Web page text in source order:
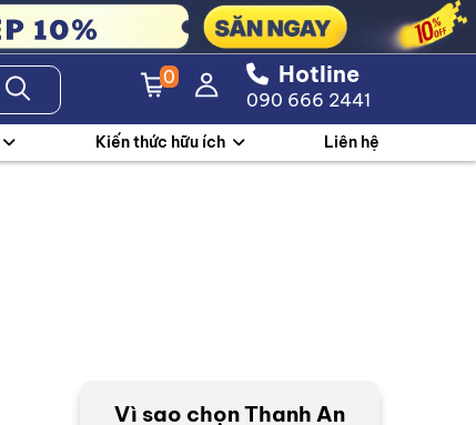
0 Hotline
090 666 2441
Kiến thức hữu ích Liên hệ
Vì sao chọn Thanh An